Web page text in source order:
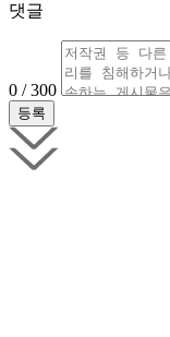
댓글
0 / 300